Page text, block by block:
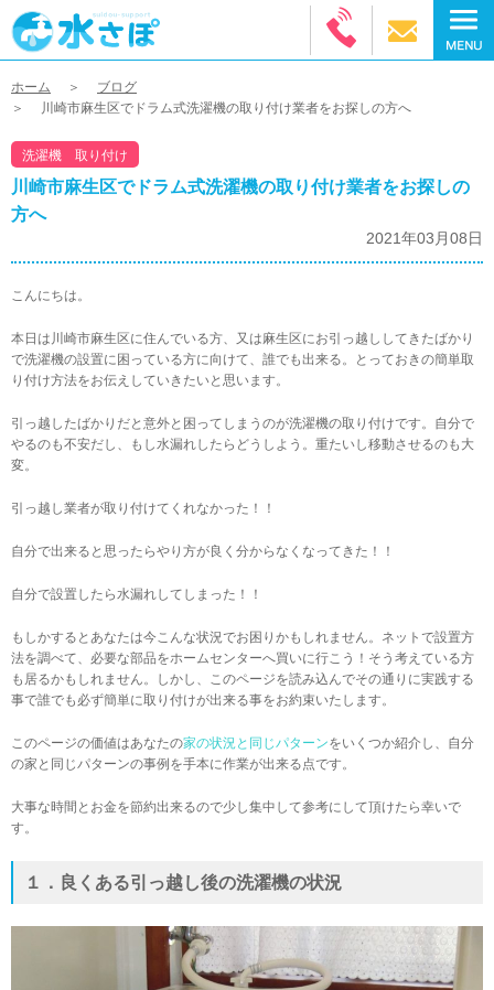
ホーム
ブログ
川崎市麻生区でドラム式洗濯機の取り付け業者をお探しの方へ
洗濯機 取り付け
川崎市麻生区でドラム式洗濯機の取り付け業者をお探しの
方へ
2021年03月08日
こんにちは。
本日は川崎市麻生区に住んでいる方、又は麻生区にお引っ越ししてきたばかり
で洗濯機の設置に困っている方に向けて、誰でも出来る。とっておきの簡単取
り付け方法をお伝えしていきたいと思います。
引っ越したばかりだと意外と困ってしまうのが洗濯機の取り付けです。自分で
やるのも不安だし、もし水漏れしたらどうしよう。重たいし移動させるのも大
変。
引っ越し業者が取り付けてくれなかった！！
自分で出来ると思ったらやり方が良く分からなくなってきた！！
自分で設置したら水漏れしてしまった！！
もしかするとあなたは今こんな状況でお困りかもしれません。ネットで設置方
法を調べて、必要な部品をホームセンターへ買いに行こう！そう考えている方
も居るかもしれません。しかし、このページを読み込んでその通りに実践する
事で誰でも必ず簡単に取り付けが出来る事をお約束いたします。
このページの価値はあなたの家の状況と同じパターンをいくつか紹介し、自分
の家と同じパターンの事例を手本に作業が出来る点です。
大事な時間とお金を節約出来るので少し集中して参考にして頂けたら幸いで
す。
１．良くある引っ越し後の洗濯機の状況